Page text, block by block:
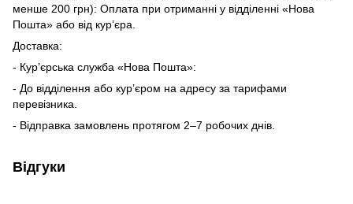
менше 200 грн): Оплата при отриманні у відділенні «Нова
Пошта» або від кур’єра.
Доставка:
- Кур’єрська служба «Нова Пошта»:
- До відділення або кур’єром на адресу за тарифами
перевізника.
- Відправка замовлень протягом 2–7 робочих днів.
Відгуки